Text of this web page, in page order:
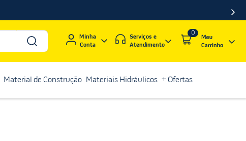
Minha
Conta
Serviços e
Atendimento
0
Material de Construção Materiais Hidráulicos + Ofertas